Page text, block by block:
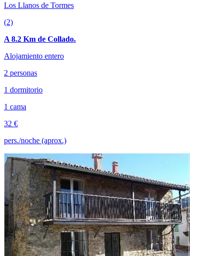
Los Llanos de Tormes
(2)
A 8.2 Km de Collado.
Alojamiento entero
2 personas
1 dormitorio
1 cama
32 €
pers./noche (aprox.)